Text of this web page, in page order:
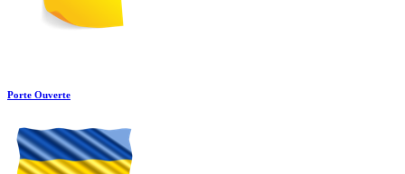
Porte Ouverte